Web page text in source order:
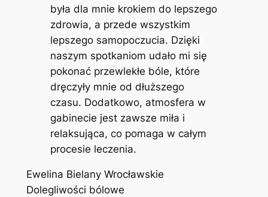
była dla mnie krokiem do lepszego
zdrowia, a przede wszystkim
lepszego samopoczucia. Dzięki
naszym spotkaniom udało mi się
pokonać przewlekłe bóle, które
dręczyły mnie od dłuższego
czasu. Dodatkowo, atmosfera w
gabinecie jest zawsze miła i
relaksująca, co pomaga w całym
procesie leczenia.
Ewelina Bielany Wrocławskie
Dolegliwości bólowe